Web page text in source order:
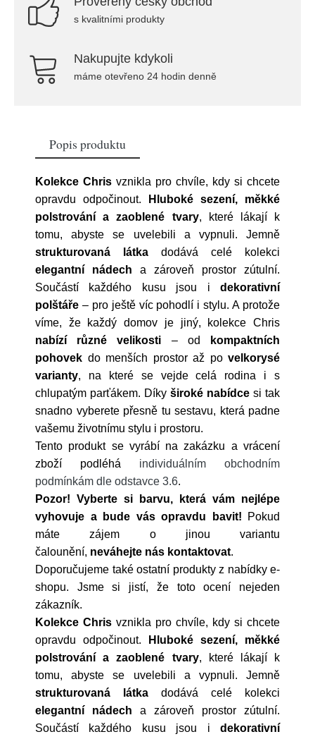
s kvalitními produkty
Nakupujte kdykoli
máme otevřeno 24 hodin denně
Popis produktu
Kolekce Chris vznikla pro chvíle, kdy si chcete
opravdu odpočinout.
Hluboké sezení, měkké
polstrování a zaoblené tvary, které lákají k
tomu, abyste se uvelebili a vypnuli. Jemně
strukturovaná látka dodává celé kolekci
elegantní nádech a zároveň prostor zútulní.
Součástí každého kusu jsou i dekorativní
polštáře – pro ještě víc pohodlí i stylu. A protože
víme, že každý domov je jiný, kolekce Chris
nabízí různé velikosti
– od
kompaktních
pohovek do menších prostor až po velkorysé
varianty, na které se vejde celá rodina i s
chlupatým parťákem. Díky široké nabídce si tak
snadno vyberete přesně tu sestavu, která padne
vašemu životnímu stylu i prostoru.
Tento produkt se vyrábí na zakázku a vrácení
zboží podléhá individuálním obchodním
podmínkám dle odstavce 3.6.
Pozor! Vyberte si barvu, která vám nejlépe
vyhovuje a bude vás opravdu bavit! Pokud
máte zájem o jinou variantu
čalounění, neváhejte nás kontaktovat.
Doporučujeme také ostatní produkty z nabídky e-
shopu. Jsme si jistí, že toto ocení nejeden
zákazník.
Kolekce Chris vznikla pro chvíle, kdy si chcete
opravdu odpočinout.
Hluboké sezení, měkké
polstrování a zaoblené tvary, které lákají k
tomu, abyste se uvelebili a vypnuli. Jemně
strukturovaná látka dodává celé kolekci
elegantní nádech a zároveň prostor zútulní.
Součástí každého kusu jsou i dekorativní